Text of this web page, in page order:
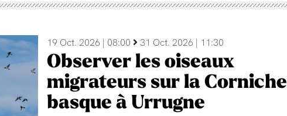
19 Oct. 2026 | 08:00 31 Oct. 2026 | 11:30
Observer les oiseaux
migrateurs sur la Corniche
basque à Urrugne